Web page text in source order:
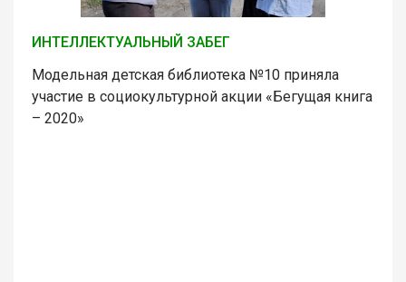
ИНТЕЛЛЕКТУАЛЬНЫЙ ЗАБЕГ
Модельная детская библиотека №10 приняла
участие в социокультурной акции «Бегущая книга
– 2020»